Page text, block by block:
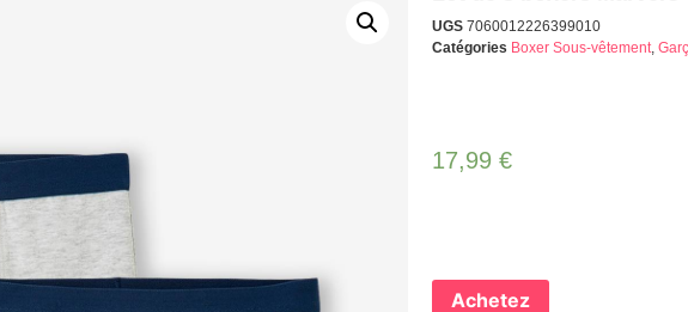
UGS 7060012226399010
Catégories Boxer Sous-vêtement,
17,99 €
Achetez